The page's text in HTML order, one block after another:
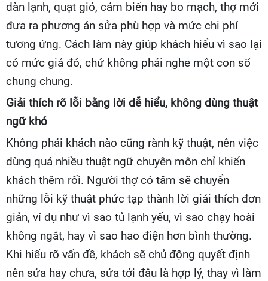
dàn lạnh, quạt gió, cảm biến hay bo mạch, thợ mới
đưa ra phương án sửa phù hợp và mức chi phí
tương ứng. Cách làm này giúp khách hiểu vì sao lại
có mức giá đó, chứ không phải nghe một con số
chung chung.
Giải thích rõ lỗi bằng lời dễ hiểu, không dùng thuật
ngữ khó
Không phải khách nào cũng rành kỹ thuật, nên việc
dùng quá nhiều thuật ngữ chuyên môn chỉ khiến
khách thêm rối. Người thợ có tâm sẽ chuyển
những lỗi kỹ thuật phức tạp thành lời giải thích đơn
giản, ví dụ như vì sao tủ lạnh yếu, vì sao chạy hoài
không ngắt, hay vì sao hao điện hơn bình thường.
Khi hiểu rõ vấn đề, khách sẽ chủ động quyết định
nên sửa hay chưa, sửa tới đâu là hợp lý, thay vì làm